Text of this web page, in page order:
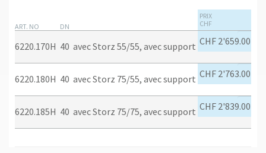
ART. NO DN
PRIX
CHF
6220.170H 40 avec Storz 55/55, avec support CHF 2'659.00
6220.180H 40 avec Storz 75/55, avec support CHF 2'763.00
6220.185H 40 avec Storz 75/75, avec support CHF 2'839.00